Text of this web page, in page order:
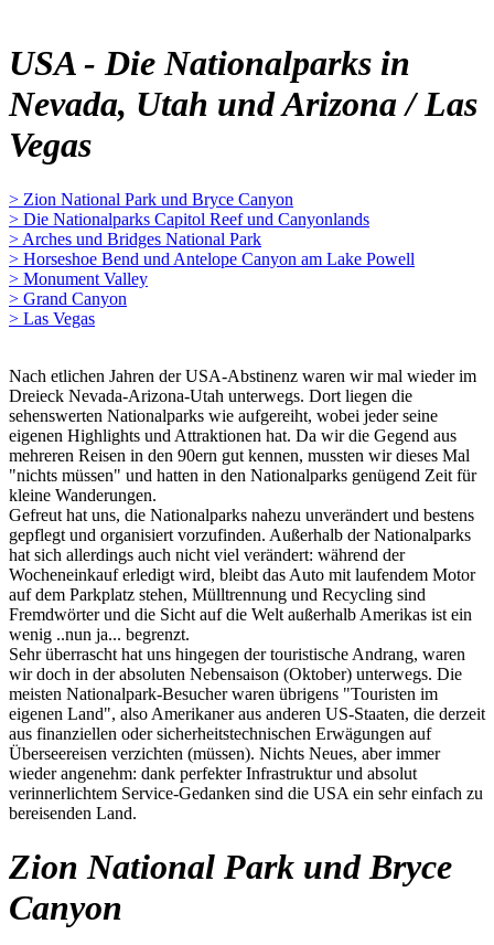
USA - Die Nationalparks in
Nevada, Utah und Arizona / Las
Vegas
> Zion National Park und Bryce Canyon
> Die Nationalparks Capitol Reef und Canyonlands
> Arches und Bridges National Park
> Horseshoe Bend und Antelope Canyon am Lake Powell
> Monument Valley
> Grand Canyon
> Las Vegas
Nach etlichen Jahren der USA-Abstinenz waren wir mal wieder im
Dreieck Nevada-Arizona-Utah unterwegs. Dort liegen die
sehenswerten Nationalparks wie aufgereiht, wobei jeder seine
eigenen Highlights und Attraktionen hat. Da wir die Gegend aus
mehreren Reisen in den 90ern gut kennen, mussten wir dieses Mal
"nichts müssen" und hatten in den Nationalparks genügend Zeit für
kleine Wanderungen.
Gefreut hat uns, die Nationalparks nahezu unverändert und bestens
gepflegt und organisiert vorzufinden. Außerhalb der Nationalparks
hat sich allerdings auch nicht viel verändert: während der
Wocheneinkauf erledigt wird, bleibt das Auto mit laufendem Motor
auf dem Parkplatz stehen, Mülltrennung und Recycling sind
Fremdwörter und die Sicht auf die Welt außerhalb Amerikas ist ein
wenig ..nun ja... begrenzt.
Sehr überrascht hat uns hingegen der touristische Andrang, waren
wir doch in der absoluten Nebensaison (Oktober) unterwegs. Die
meisten Nationalpark-Besucher waren übrigens "Touristen im
eigenen Land", also Amerikaner aus anderen US-Staaten, die derzeit
aus finanziellen oder sicherheitstechnischen Erwägungen auf
Überseereisen verzichten (müssen). Nichts Neues, aber immer
wieder angenehm: dank perfekter Infrastruktur und absolut
verinnerlichtem Service-Gedanken sind die USA ein sehr einfach zu
bereisenden Land.
Zion National Park und Bryce
Canyon